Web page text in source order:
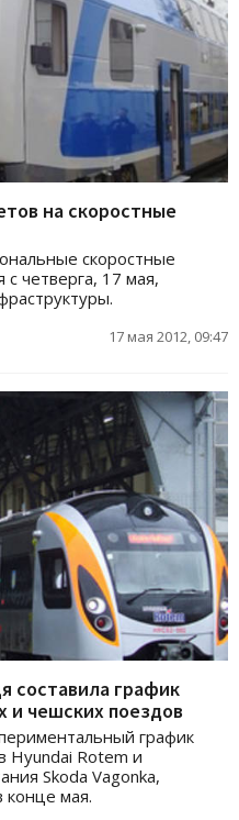
на скоростные
скоростные
с четверга, 17 мая,
17 мая 2012, 09:47
составила график
и чешских поездов
график
Hyundai Rotem и
Skoda Vagonka,
конце мая.